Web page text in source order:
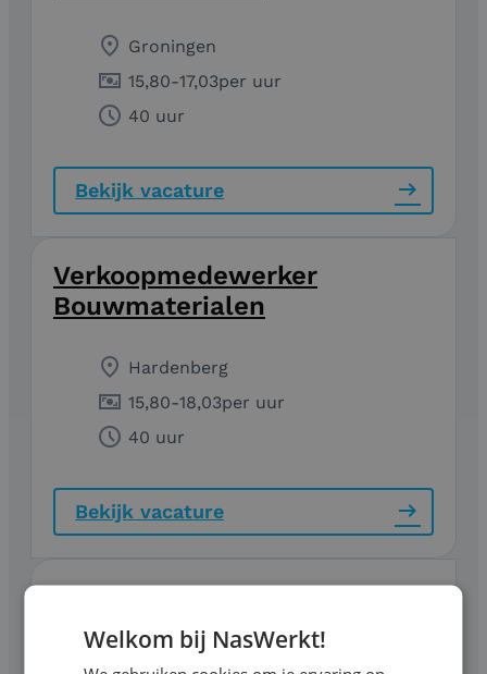
Groningen
15,80-17,03per uur
40 uur
Bekijk vacature
Verkoopmedewerker
Bouwmaterialen
Hardenberg
15,80-18,03per uur
40 uur
Bekijk vacature
IJzerwaren
Welkom bij NasWerkt!